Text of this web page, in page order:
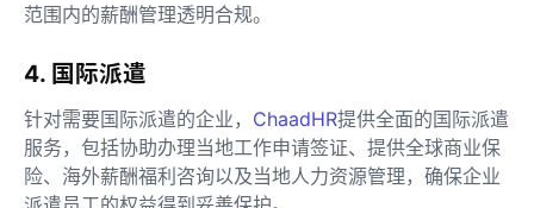
范围内的薪酬管理透明合规。
4. 国际派遣
针对需要国际派遣的企业， ChaadHR提供全面的国际派遣
服务，包括协助办理当地工作申请签证、提供全球商业保
险、海外薪酬福利咨询以及当地人力资源管理，确保企业